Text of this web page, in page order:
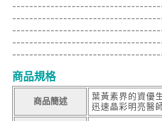
商品規格
商品簡述
葉黃素界的資優
迅速晶彩明亮醫